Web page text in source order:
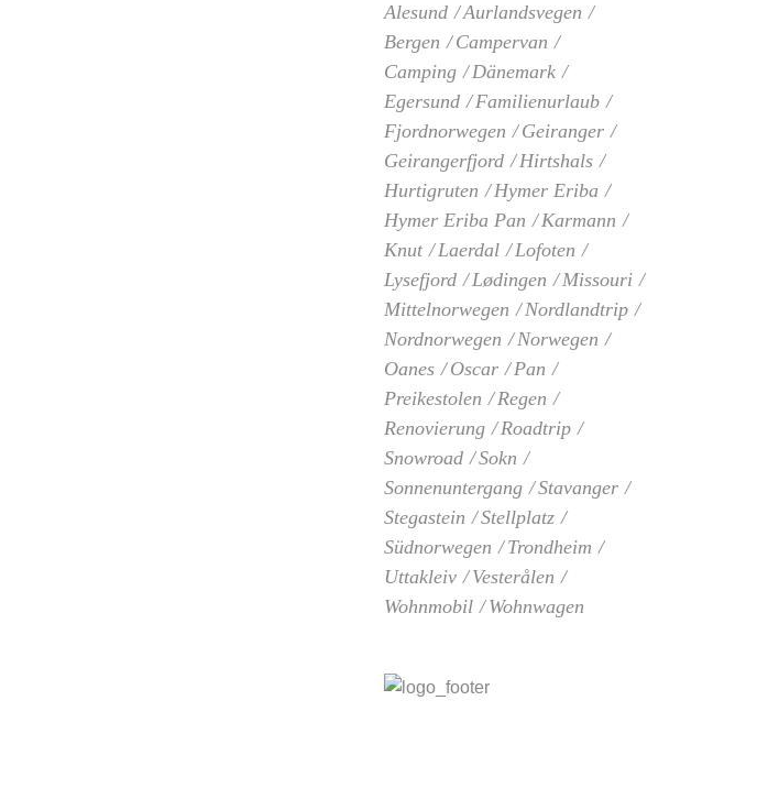
Alesund
Aurlandsvegen
Bergen
Campervan
Camping
Dänemark
Egersund
Familienurlaub
Fjordnorwegen
Geiranger
Geirangerfjord
Hirtshals
Hurtigruten
Hymer Eriba
Hymer Eriba Pan
Karmann
Knut
Laerdal
Lofoten
Lysefjord
Lødingen
Missouri
Mittelnorwegen
Nordlandtrip
Nordnorwegen
Norwegen
Oanes
Oscar
Pan
Preikestolen
Regen
Renovierung
Roadtrip
Snowroad
Sokn
Sonnenuntergang
Stavanger
Stegastein
Stellplatz
Südnorwegen
Trondheim
Uttakleiv
Vesterålen
Wohnmobil
Wohnwagen